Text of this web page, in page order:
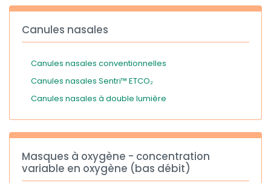
Canules nasales
Canules nasales conventionnelles
Canules nasales Sentri™ ETCO₂
Canules nasales à double lumière
Masques à oxygène - concentration
variable en oxygène (bas débit)